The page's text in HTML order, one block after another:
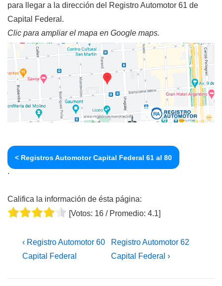
para llegar a la dirección del Registro Automotor 61 de
Capital Federal.
Clic para ampliar el mapa en Google maps.
< Registros Automotor Capital Federal 61 al 80
.
Califica la información de ésta página:
[Votos: 16 / Promedio: 4.1]
Navegación
de
entradas
La
entrada
‹ Registro Automotor 60
Capital Federal
La
entrada
Registro Automotor 62
Capital Federal ›